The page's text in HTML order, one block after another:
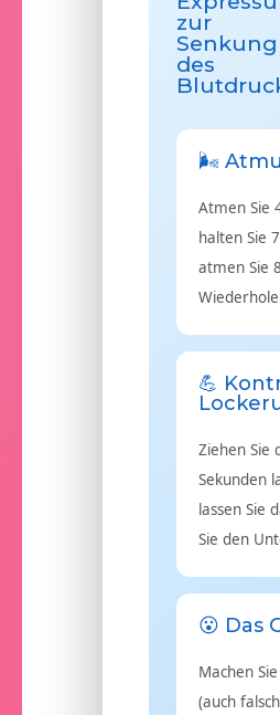
zur
Senkung
des
🌬️
Atmen Sie
halten Sie
atmen Sie
💪
Ziehen Sie
Sekunden
lassen Sie
Sie den
😮 Das
Machen
(auch